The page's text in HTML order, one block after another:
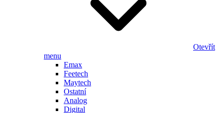
Otevřít
menu
Emax
Feetech
Maytech
Ostatní
Analog
Digital